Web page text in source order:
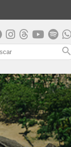
search